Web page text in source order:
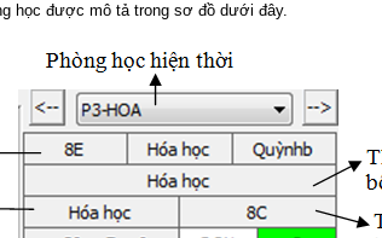
học được mô tả trong sơ đồ dưới đây.